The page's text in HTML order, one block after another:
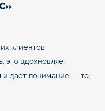
клиентов
это вдохновляет
и дает понимание — то,…